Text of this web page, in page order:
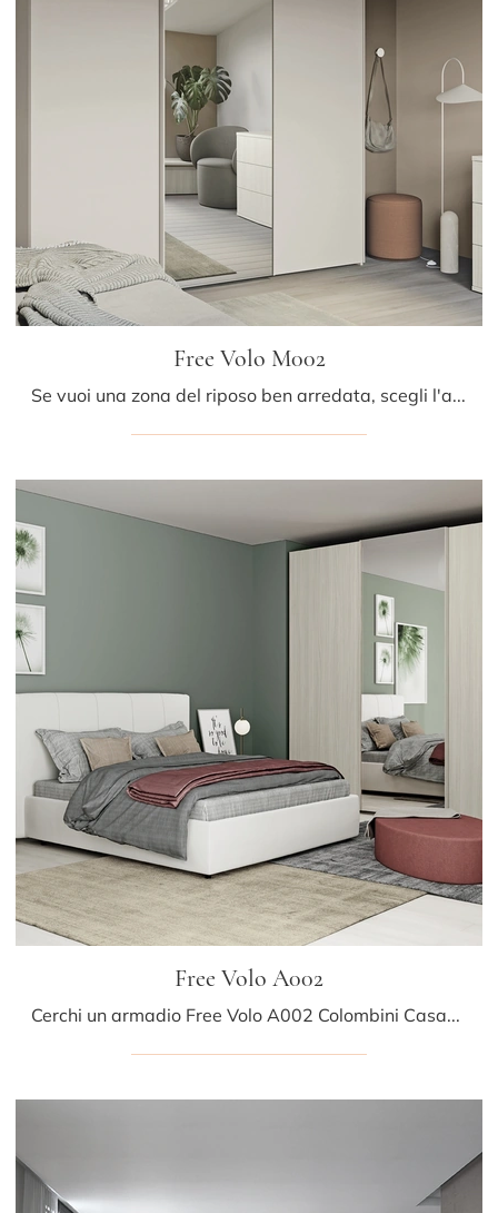
Free Volo M002
Se vuoi una zona del riposo ben arredata, scegli l'armadio Free Volo M002 con ante scorrevoli di Colombini Casa!
Free Volo A002
Cerchi un armadio Free Volo A002 Colombini Casa? Clicca subito! Gli armadi a muro con ante scorrevoli ti aspettano.